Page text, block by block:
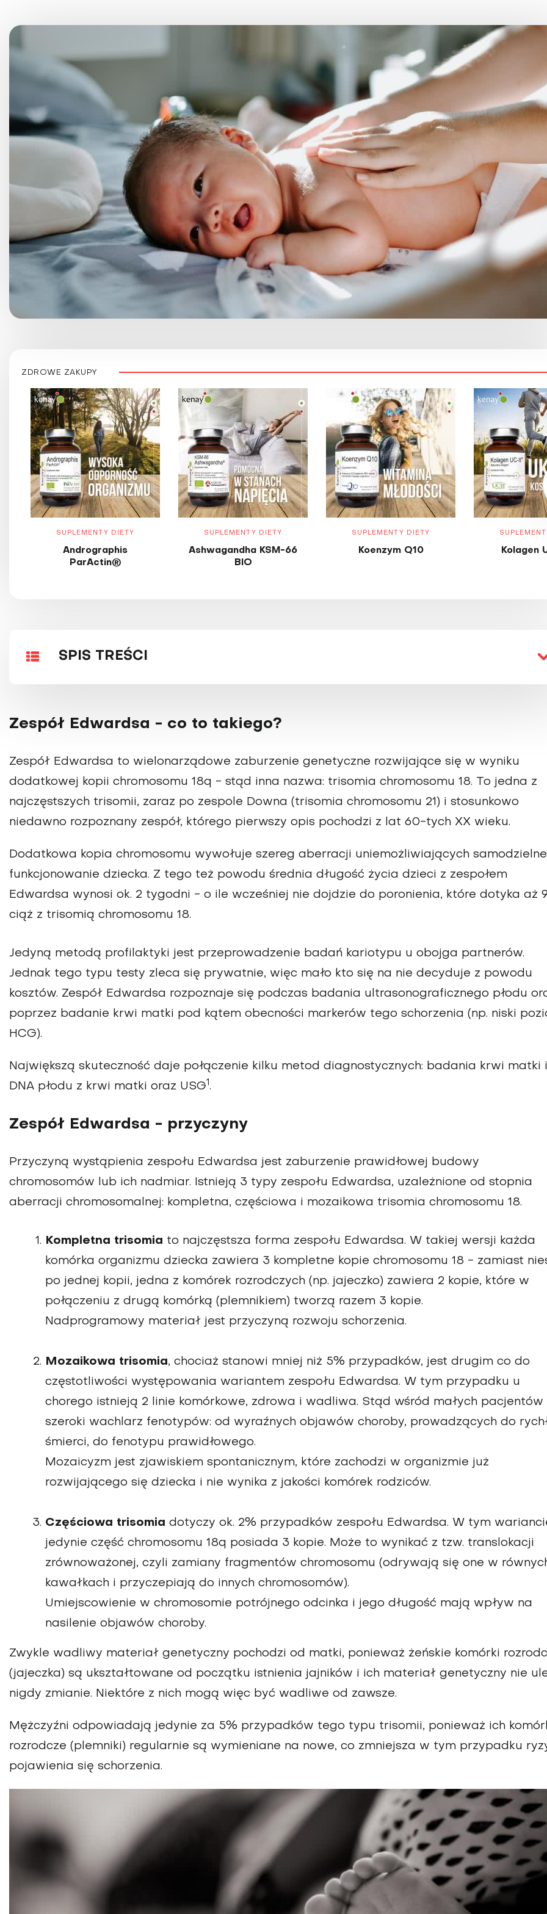
Choroby laryngologiczne Odporność
ZDROWE ZAKUPY
SUPLEMENTY DIETY
Andrographis
ParActin®
SUPLEMENTY DIETY
Ashwagandha KSM-66
BIO
SUPLEMENTY DIETY
Koenzym Q10 Kolagen
SPIS TREŚCI
Zespół Edwardsa - co to takiego?
Zespół Edwardsa to wielonarządowe zaburzenie genetyczne rozwijające się w wyniku
dodatkowej kopii chromosomu 18q - stąd inna nazwa: trisomia chromosomu 18. To jedna z
najczęstszych trisomii, zaraz po zespole Downa (trisomia chromosomu 21) i stosunkowo
niedawno rozpoznany zespół, którego pierwszy opis pochodzi z lat 60-tych XX wieku.
Dodatkowa kopia chromosomu wywołuje szereg aberracji uniemożliwiających samodzielne
funkcjonowanie dziecka. Z tego też powodu średnia długość życia dzieci z zespołem
Edwardsa wynosi ok. 2 tygodni - o ile wcześniej nie dojdzie do poronienia, które dotyka aż
ciąż z trisomią chromosomu 18.
Jedyną metodą profilaktyki jest przeprowadzenie badań kariotypu u obojga partnerów.
Jednak tego typu testy zleca się prywatnie, więc mało kto się na nie decyduje z powodu
kosztów. Zespół Edwardsa rozpoznaje się podczas badania ultrasonograficznego płodu
poprzez badanie krwi matki pod kątem obecności markerów tego schorzenia (np. niski
HCG).
Największą skuteczność daje połączenie kilku metod diagnostycznych: badania krwi matki i
DNA płodu z krwi matki oraz USG1.
Zespół Edwardsa - przyczyny
Przyczyną wystąpienia zespołu Edwardsa jest zaburzenie prawidłowej budowy
chromosomów lub ich nadmiar. Istnieją 3 typy zespołu Edwardsa, uzależnione od stopnia
aberracji chromosomalnej: kompletna, częściowa i mozaikowa trisomia chromosomu 18.
Kompletna trisomia to najczęstsza forma zespołu Edwardsa. W takiej wersji każda
komórka organizmu dziecka zawiera 3 kompletne kopie chromosomu 18 - zamiast
po jednej kopii, jedna z komórek rozrodczych (np. jajeczko) zawiera 2 kopie, które w
połączeniu z drugą komórką (plemnikiem) tworzą razem 3 kopie.
Nadprogramowy materiał jest przyczyną rozwoju schorzenia.
Mozaikowa trisomia, chociaż stanowi mniej niż 5% przypadków, jest drugim co do
częstotliwości występowania wariantem zespołu Edwardsa. W tym przypadku u
chorego istnieją 2 linie komórkowe, zdrowa i wadliwa. Stąd wśród małych pacjentów
szeroki wachlarz fenotypów: od wyraźnych objawów choroby, prowadzących do
śmierci, do fenotypu prawidłowego.
Mozaicyzm jest zjawiskiem spontanicznym, które zachodzi w organizmie już
rozwijającego się dziecka i nie wynika z jakości komórek rodziców.
Częściowa trisomia dotyczy ok. 2% przypadków zespołu Edwardsa. W tym
jedynie część chromosomu 18q posiada 3 kopie. Może to wynikać z tzw. translokacji
zrównoważonej, czyli zamiany fragmentów chromosomu (odrywają się one w
kawałkach i przyczepiają do innych chromosomów).
Umiejscowienie w chromosomie potrójnego odcinka i jego długość mają wpływ na
nasilenie objawów choroby.
Zwykle wadliwy materiał genetyczny pochodzi od matki, ponieważ żeńskie komórki
(jajeczka) są ukształtowane od początku istnienia jajników i ich materiał genetyczny nie
nigdy zmianie. Niektóre z nich mogą więc być wadliwe od zawsze.
Mężczyźni odpowiadają jedynie za 5% przypadków tego typu trisomii, ponieważ ich
rozrodcze (plemniki) regularnie są wymieniane na nowe, co zmniejsza w tym przypadku
pojawienia się schorzenia.